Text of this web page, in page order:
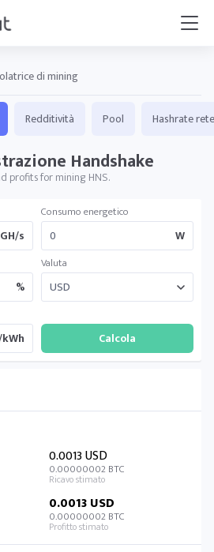
di mining
Redditività Pool Hashrate rete
Handshake
profits for mining HNS.
GH/s
Consumo energetico
W
%
Valuta
0.0013 USD
0.00000002 BTC
0.0013 USD
0.00000002 BTC